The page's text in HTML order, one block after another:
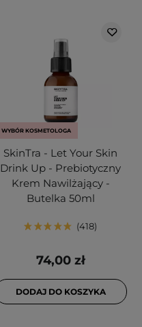
WYBÓR KOSMETOLOGA
SkinTra - Let Your Skin
Drink Up - Prebiotyczny
Krem Nawilżający -
Butelka 50ml
418
74,00 zł
DODAJ DO KOSZYKA